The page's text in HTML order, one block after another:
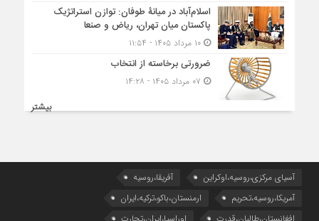
اسلام‌آباد در میانۀ طوفان: توازن استراتژیک
پاکستان میان تهران، ریاض و صنعا
۱۰ مرداد ۱۴۰۵ - ۱۱:۵۴
ضرورتی برخاسته از انتخاب
بیشتر
آسیای مرکزی،روسیه،اوکراین
آفریقا،روسیه
آمریکا،روسیه،تحریم
ارمنستان،باکو،ترکیه،ایران